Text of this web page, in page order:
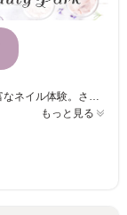
《栄駅徒歩5分♪♪》癒しのオアシスでデザインが豊富なネイル体験。さまざまな年齢層向けの豊富なメニュー展開が魅力。お支払い手段も豊富で、クレジットカードやQRコード、電子マネー決済が可能。お気軽にお越しください！ Aspii nail&eyelashは、穏やかな雰囲気の空間で特別な時間を過ごせるネイルサロンです。一歩足を踏み入れると、心身が休まる場所と思わせるアットホーム感を感じていただけます。デザインが豊富で、毎回異なるスタイルを試す楽しみがあり、気軽に新しい自分を試せる嬉しい価格設定で、多くのお客様に支持されています。年齢を問わず、さまざまな年齢層に利用されており、親しみやすい空間とサービスが特徴です。クレジットカードやQR決済も可能なので、安心してご利用いただけます。誰でも気軽に訪れることができるAspii nail&eyelashで、あなたの希望を形にしてみませんか。
もっと見る